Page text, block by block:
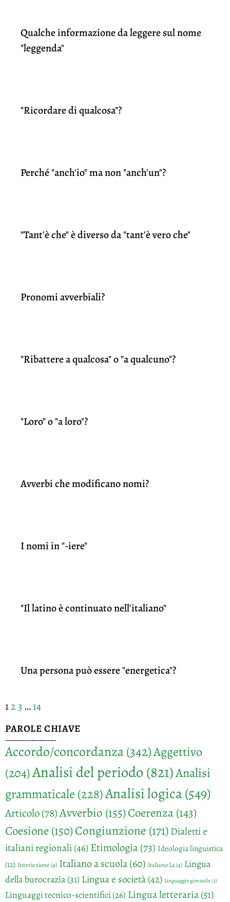
Qualche informazione da leggere sul nome
"leggenda"
"Ricordare di qualcosa"?
Perché "anch'io" ma non "anch'un"?
"Tant'è che" è diverso da "tant'è vero che"
Pronomi avverbiali?
"Ribattere a qualcosa" o "a qualcuno"?
"Loro" o "a loro"?
Avverbi che modificano nomi?
I nomi in "-iere"
"Il latino è continuato nell'italiano"
Una persona può essere "energetica"?
123 …14
PAROLE CHIAVE
_____________
Accordo/concordanza(342)Aggettivo
(204)Analisi del periodo (821)Analisi
grammaticale (228)Analisi logica(549)
Articolo(78)Avverbio (155)Coerenza(143)
Coesione(150)Congiunzione (171) Dialetti e
italiani regionali(46)Etimologia(73) Ideologia linguistica
(12) Interiezione(4) Italiano a scuola(60) Italiano L2(4) Lingua
della burocrazia(31) Lingua e società(42) Linguaggio giovanile(2)
Linguaggi tecnico-scientifici(26) Lingua letteraria(51)